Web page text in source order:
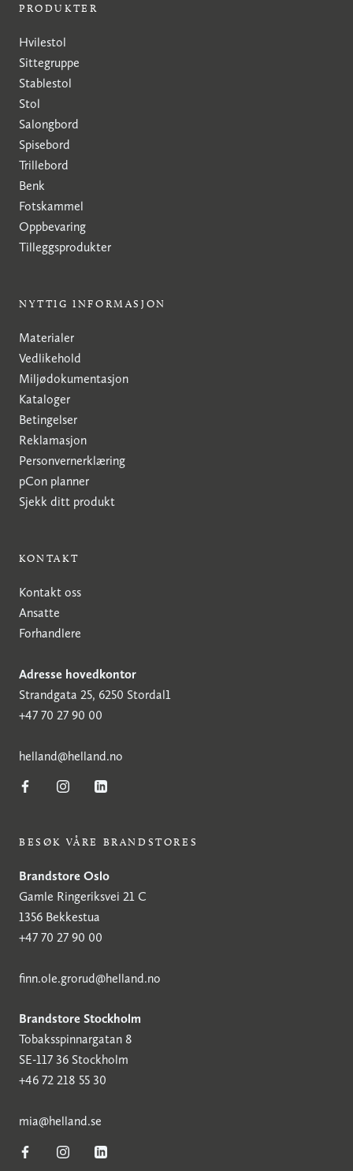
PRODUKTER
Hvilestol
Sittegruppe
Stablestol
Stol
Salongbord
Spisebord
Trillebord
Benk
Fotskammel
Oppbevaring
Tilleggsprodukter
NYTTIG INFORMASJON
Materialer
Vedlikehold
Miljødokumentasjon
Kataloger
Betingelser
Reklamasjon
Personvernerklæring
pCon planner
Sjekk ditt produkt
KONTAKT
Kontakt oss
Ansatte
Forhandlere
Adresse hovedkontor
Strandgata 25, 6250 Stordal1
+47 70 27 90 00
helland@helland.no
BESØK VÅRE BRANDSTORES
Brandstore Oslo
Gamle Ringeriksvei 21 C
1356 Bekkestua
+47 70 27 90 00
finn.ole.grorud@helland.no
Brandstore Stockholm
Tobaksspinnargatan 8
SE-117 36 Stockholm
+46 72 218 55 30
mia@helland.se